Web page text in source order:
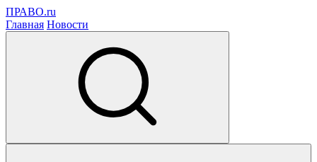
ПРАВО.ru
Главная Новости